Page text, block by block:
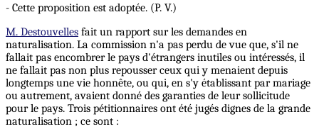
- Cette proposition est adoptée. (P. V.)
M. Destouvelles fait un rapport sur les demandes en
naturalisation. La commission n'a pas perdu de vue que, s'il ne
fallait pas encombrer le pays d'étrangers inutiles ou intéressés, il
ne fallait pas non plus repousser ceux qui y menaient depuis
longtemps une vie honnête, ou qui, en s'y établissant par mariage
ou autrement, avaient donné des garanties de leur sollicitude
pour le pays. Trois pétitionnaires ont été jugés dignes de la grande
naturalisation ; ce sont :